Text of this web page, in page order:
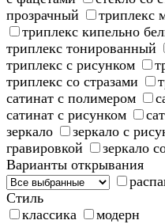
прозрачный
триплекс
триплекс кипельно
триплекс тонированный
триплекс с рисунком
триплекс со стразами
сатинат с полимером
сатинат с рисунком
зеркало
зеркало с
гравировкой
зеркало
Варианты открывания
Стиль
классика
модерн